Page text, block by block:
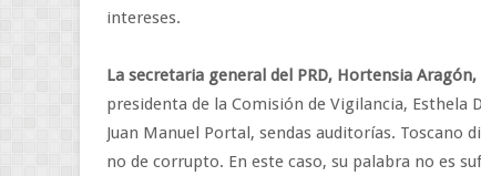
intereses.
La secretaria general del PRD, Hortensia
presidenta de la Comisión de Vigilancia,
Juan Manuel Portal, sendas auditorías. Toscano
no de corrupto. En este caso, su palabra no es